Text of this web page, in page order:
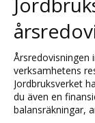
Årsredovisningen
verksamhetens
Jordbruksverket
du även en
balansräkningar,